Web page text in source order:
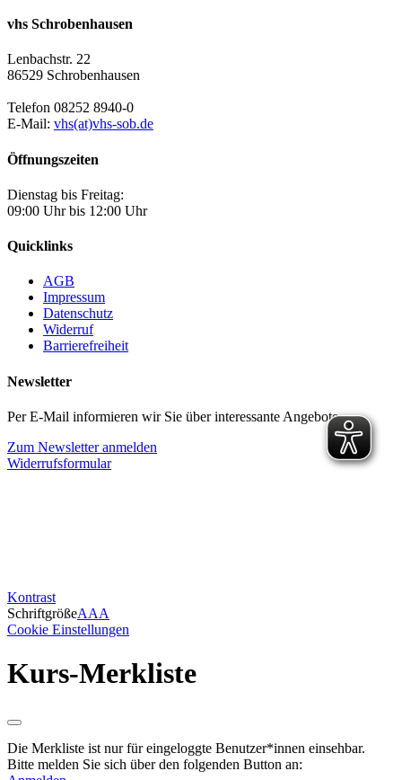
vhs Schrobenhausen
Lenbachstr. 22
86529 Schrobenhausen
Telefon 08252 8940-0
E-Mail: vhs(at)vhs-sob.de
Öffnungszeiten
Dienstag bis Freitag:
09:00 Uhr bis 12:00 Uhr
Quicklinks
AGB
Impressum
Datenschutz
Widerruf
Barrierefreiheit
Newsletter
Per E-Mail informieren wir Sie über interessante Angebote.
Zum Newsletter anmelden
Widerrufsformular
Kontrast
SchriftgrößeAAA
Cookie Einstellungen
Kurs-Merkliste
Die Merkliste ist nur für eingeloggte Benutzer*innen einsehbar.
Bitte melden Sie sich über den folgenden Button an: